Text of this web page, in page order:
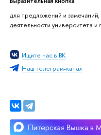
для предложений и
деятельности университета
Ищите нас в ВК
Наш телеграм-канал